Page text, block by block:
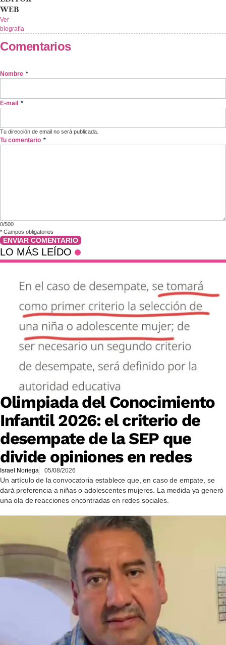
WEB
Ver
biografía
Comentarios
Nombre *
E-mail *
Tu dirección de email no será publicada.
Tu comentario *
0/500
* Campos obligatorios
ENVIAR COMENTARIO
LO MÁS LEÍDO
Olimpiada del Conocimiento
Infantil 2026: el criterio de
desempate de la SEP que
divide opiniones en redes
Israel Noriega 05/08/2026
Un artículo de la convocatoria establece que, en caso de empate, se
dará preferencia a niñas o adolescentes mujeres. La medida ya generó
una ola de reacciones encontradas en redes sociales.